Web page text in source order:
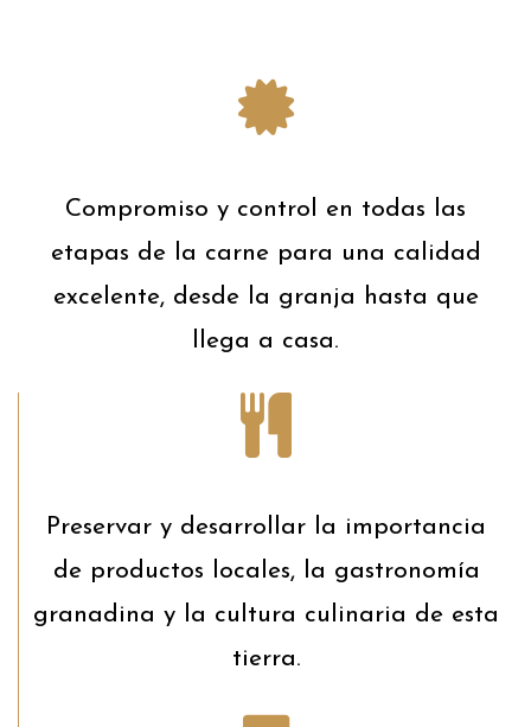
Compromiso y control en todas las
etapas de la carne para una calidad
excelente, desde la granja hasta que
llega a casa.
Preservar y desarrollar la importancia
de productos locales, la gastronomía
granadina y la cultura culinaria de esta
tierra.